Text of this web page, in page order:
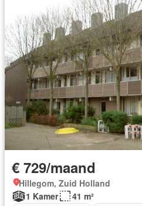
€ 729/maand
Hillegom, Zuid Holland
1 Kamer
41 m²